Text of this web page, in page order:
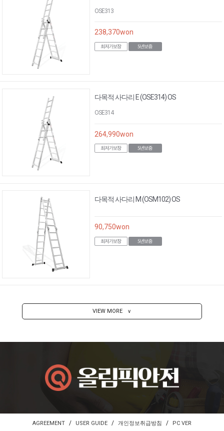
OSE313
238,370won
다목적 사다리 E (OSE314) OS
OSE314
264,990won
다목적 사다리 M (OSM102) OS
90,750won
VIEW MORE ∨
AGREEMENT / USER GUIDE / 개인정보취급방침 / PC VER